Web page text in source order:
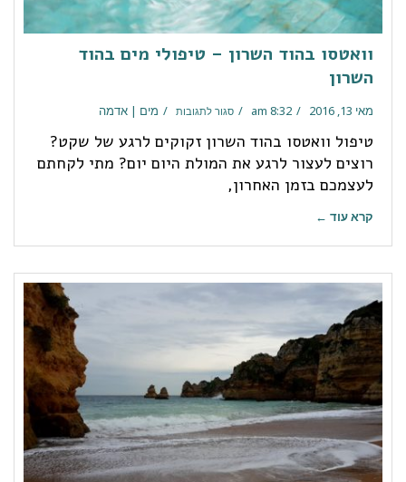
וואטסו בהוד השרון – טיפולי מים בהוד
השרון
מאי 13, 2016 8:32 am סגור לתגובות מים | אדמה
טיפול וואטסו בהוד השרון זקוקים לרגע של שקט?
רוצים לעצור לרגע את המולת היום יום? מתי לקחתם
לעצמכם בזמן האחרון,
קרא עוד ←